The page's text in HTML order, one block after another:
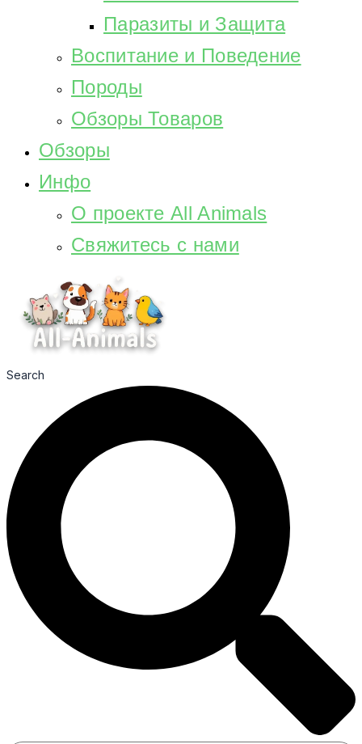
Паразиты и Защита
Воспитание и Поведение
Породы
Обзоры Товаров
Обзоры
Инфо
О проекте All Animals
Свяжитесь с нами
Search